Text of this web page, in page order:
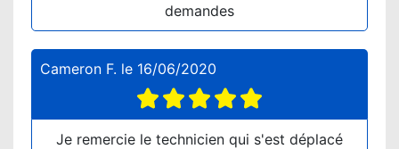
demandes
Cameron F. le 16/06/2020
Je remercie le technicien qui s'est déplacé